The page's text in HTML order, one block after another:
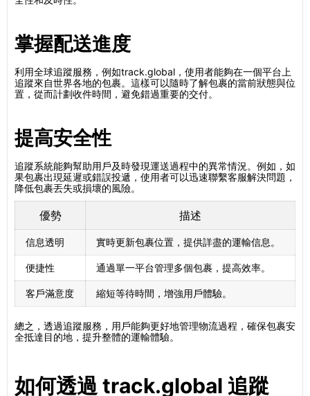
掌握配送進度
利用全球追蹤服務，例如track.global，使用者能夠在一個平台上
追蹤來自世界各地的包裹。這樣可以隨時了解包裹的當前狀態與位
置，從而計劃收件時間，避免錯過重要的交付。
提高安全性
追蹤系統能夠幫助用戶及時發現運送過程中的異常情況。例如，如
果包裹出現延遲或錯誤投遞，使用者可以迅速聯繫客服解決問題，
降低包裹丟失或損壞的風險。
優勢 描述
信息透明 實時更新包裹位置，提供詳盡的運輸信息。
便捷性 通過單一平台管理多個包裹，提高效率。
客戶滿意度 縮短等待時間，增強用戶體驗。
總之，透過追蹤服務，用戶能夠更好地管理物流過程，確保包裹安
全抵達目的地，提升整體的運輸體驗。
如何透過 track.global 追蹤